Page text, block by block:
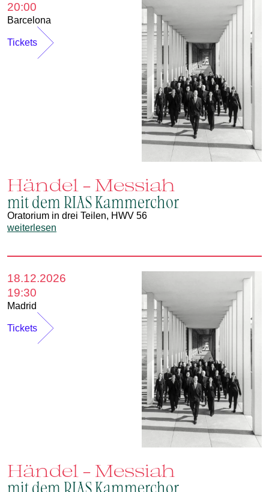
20:00
Barcelona
Tickets
Händel - Messiah
mit dem RIAS Kammerchor
Oratorium in drei Teilen, HWV 56
weiterlesen
18.12.2026
19:30
Madrid
Tickets
Händel - Messiah
mit dem RIAS Kammerchor